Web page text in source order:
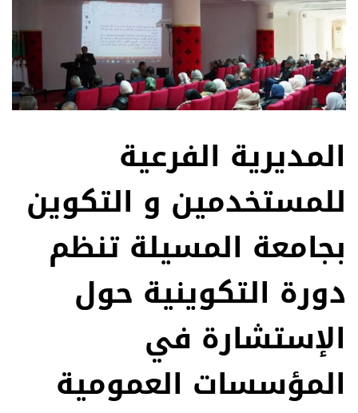
المديرية الفرعية
للمستخدمين و التكوين
بجامعة المسيلة تنظم
دورة التكوينية حول
الإستشارة في
المؤسسات العمومية